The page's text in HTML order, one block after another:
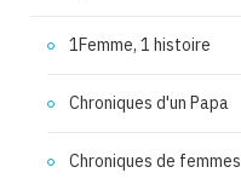
1Femme, 1 histoire
Chroniques d'un Papa
Chroniques de femmes